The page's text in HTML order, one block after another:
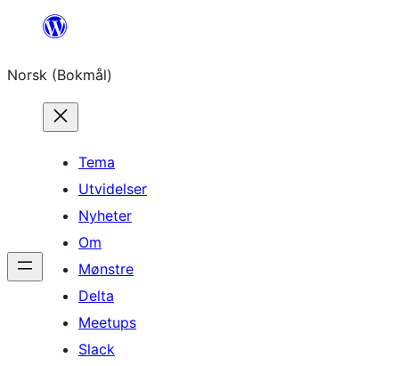
Hopp
innhold
Norsk (Bokmål)
Tema
Utvidelser
Nyheter
Om
Mønstre
Delta
Meetups
Slack